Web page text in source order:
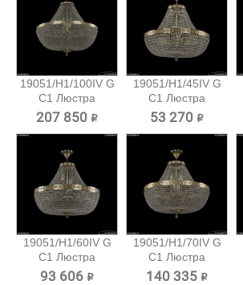
19051/H1/100IV G
C1 Люстра
Bohemia...
207 850 ₽
19051/H1/45IV G
C1 Люстра
Bohemia...
53 270 ₽
19051/H1/60IV G
C1 Люстра
Bohemia...
93 606 ₽
19051/H1/70IV G
C1 Люстра
Bohemia...
140 335 ₽